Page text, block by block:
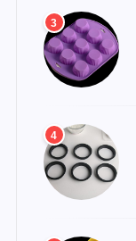
3
4